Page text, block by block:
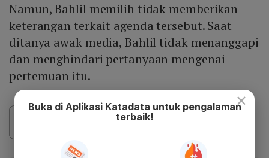
Namun, Bahlil memilih tidak memberikan
keterangan terkait agenda tersebut. Saat
ditanya awak media, Bahlil tidak menanggapi
dan menghindari pertanyaan mengenai
pertemuan itu.
×
Buka di Aplikasi Katadata untuk pengalaman
terbaik!